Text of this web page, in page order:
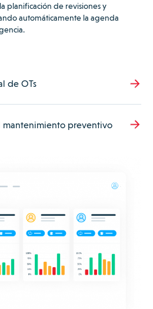
planificación de revisiones y
automáticamente la agenda
de OTs
mantenimiento preventivo